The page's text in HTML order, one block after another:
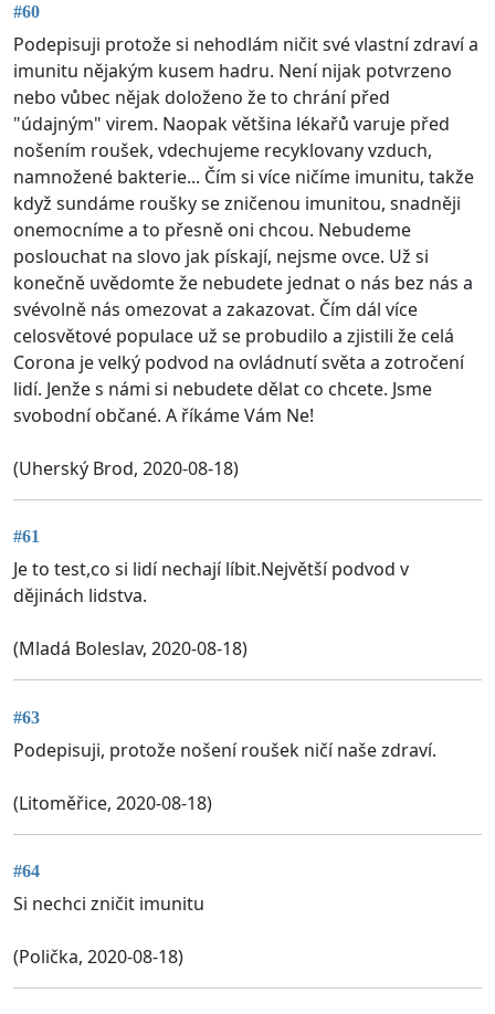
#60
Podepisuji protože si nehodlám ničit své vlastní zdraví a
imunitu nějakým kusem hadru. Není nijak potvrzeno
nebo vůbec nějak doloženo že to chrání před
"údajným" virem. Naopak většina lékařů varuje před
nošením roušek, vdechujeme recyklovany vzduch,
namnožené bakterie... Čím si více ničíme imunitu, takže
když sundáme roušky se zničenou imunitou, snadněji
onemocníme a to přesně oni chcou. Nebudeme
poslouchat na slovo jak pískají, nejsme ovce. Už si
konečně uvědomte že nebudete jednat o nás bez nás a
svévolně nás omezovat a zakazovat. Čím dál více
celosvětové populace už se probudilo a zjistili že celá
Corona je velký podvod na ovládnutí světa a zotročení
lidí. Jenže s námi si nebudete dělat co chcete. Jsme
svobodní občané. A říkáme Vám Ne!
(Uherský Brod, 2020-08-18)
#61
Je to test,co si lidí nechají líbit.Největší podvod v
dějinách lidstva.
(Mladá Boleslav, 2020-08-18)
#63
Podepisuji, protože nošení roušek ničí naše zdraví.
(Litoměřice, 2020-08-18)
#64
Si nechci zničit imunitu
(Polička, 2020-08-18)